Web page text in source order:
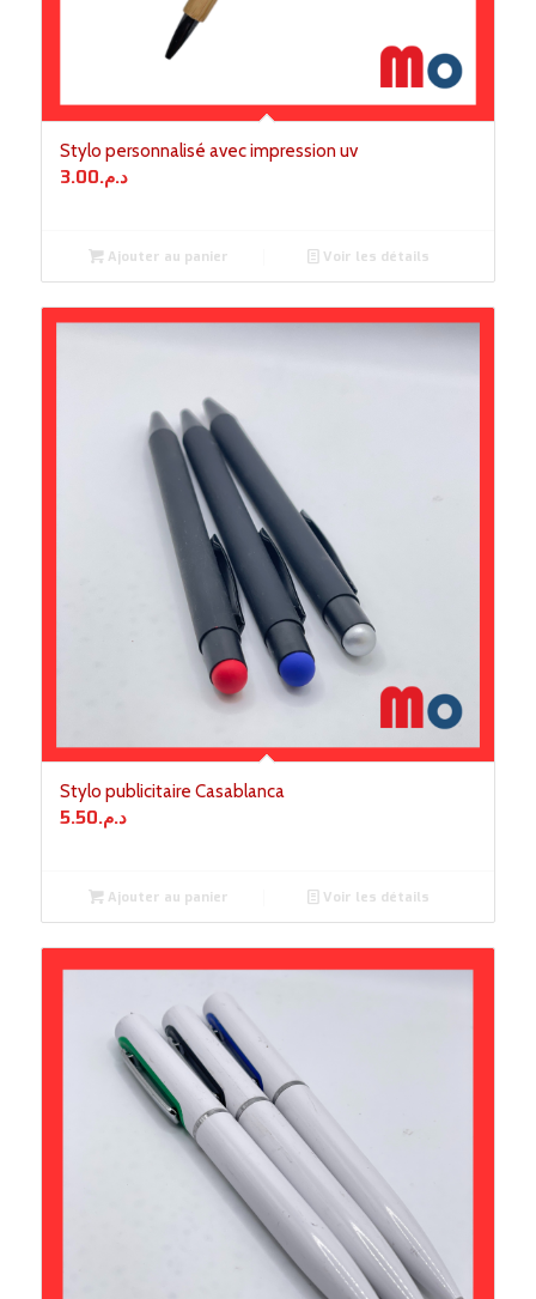
Stylo personnalisé avec impression uv
د.م.3.00
Ajouter au panier Voir les détails
Stylo publicitaire Casablanca
د.م.5.50
Ajouter au panier Voir les détails